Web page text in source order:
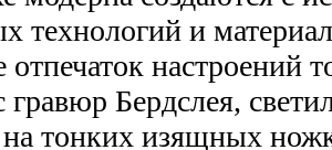
технологий и
отпечаток настроений
Бердслея,
тонких изящных